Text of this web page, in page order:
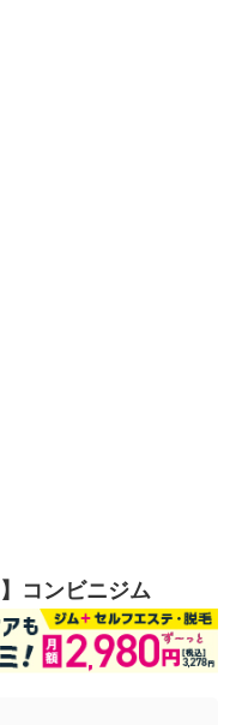
】コンビニジム